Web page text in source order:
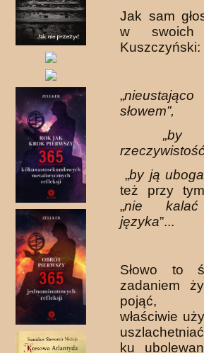
Jak sam
w swoich
Kuszczyński:
„
słowem”,
„by
„by ją
też przy
„nie kalać
języka”...
Słowo to
zadaniem
pojąć,
właściwie
ku